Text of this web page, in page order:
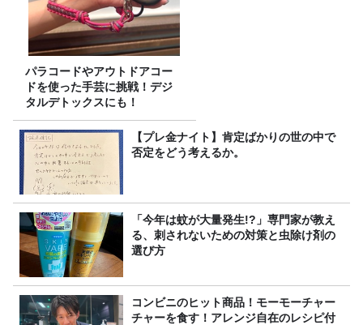
パラコードやアウトドアコー
ドを使った手芸に挑戦！デジ
タルデトックスにも！
【プレ金ナイト】肯定ばかりの世の中で
否定をどう考えるか。
「今年は蚊が大量発生!?」専門家が教え
る、刺されないための対策と虫除け剤の
選び方
コンビニのヒット商品！モーモーチャー
チャーを食す！アレンジ自在のレシピ付